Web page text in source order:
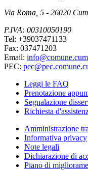
Via Roma, 5 - 26020
P.IVA: 00310050190
Tel: +39037471133
Fax: 037471203
Email:
PEC:
Leggi le FAQ
Prenotazione
Segnalazione
Richiesta
Amministrazione
Informativa privacy
Note legali
Dichiarazione di
Piano di